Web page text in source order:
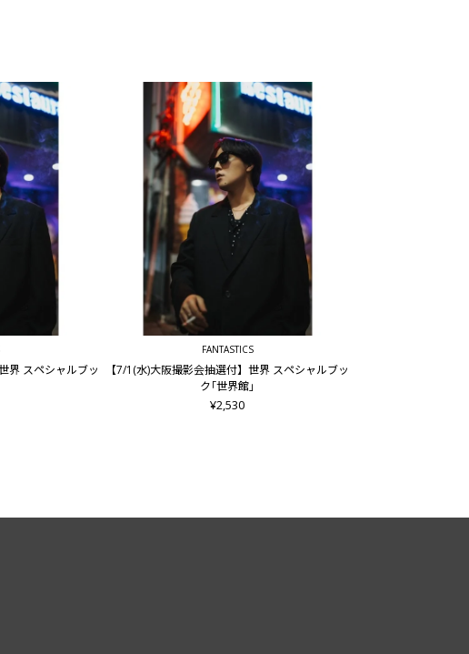
界 スペシャルブッ
FANTASTICS
【7/1(水)大阪撮影会抽選付】世界 スペシャルブッ
ク｢世界館｣
¥2,530